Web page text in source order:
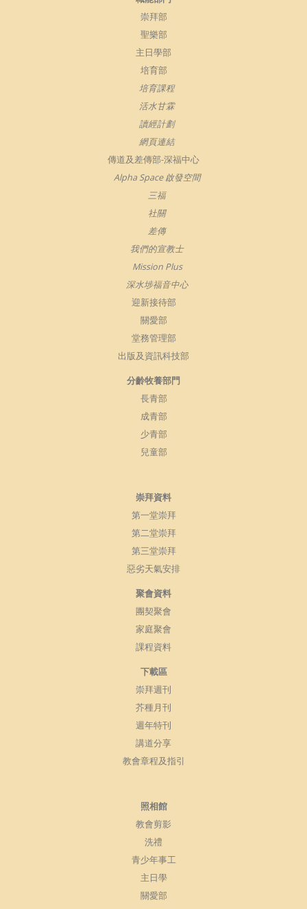
崇拜部
聖樂部
主日學部
培育部
培育課程
活水甘霖
讀經計劃
網頁連結
傳道及差傳部-深福中心
Alpha Space 啟發空間
三福
社關
差傳
我們的宣教士
Mission Plus
深水埗福音中心
迎新接待部
關愛部
堂務管理部
出版及資訊科技部
分齡牧養部門
長青部
成青部
少青部
兒童部
崇拜資料
第一堂崇拜
第二堂崇拜
第三堂崇拜
惡劣天氣安排
聚會資料
團契聚會
家庭聚會
課程資料
下載區
崇拜週刊
芥種月刊
週年特刊
講道分享
教會章程及指引
照相館
教會剪影
洗禮
青少年事工
主日學
關愛部